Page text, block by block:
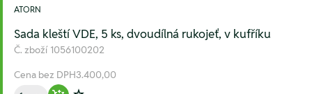
ATORN
Sada kleští VDE, 5 ks, dvoudílná rukojeť, v kufříku
Č. zboží 1056100202
Cena bez DPH3.400,00
Množství